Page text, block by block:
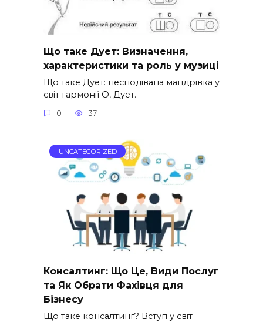
Що таке Дует: Визначення,
характеристики та роль у музиці
Що таке Дует: несподівана мандрівка у
світ гармонії О, Дует.
0 37
UNCATEGORIZED
Консалтинг: Що Це, Види Послуг
та Як Обрати Фахівця для
Бізнесу
Що таке консалтинг? Вступ у світ